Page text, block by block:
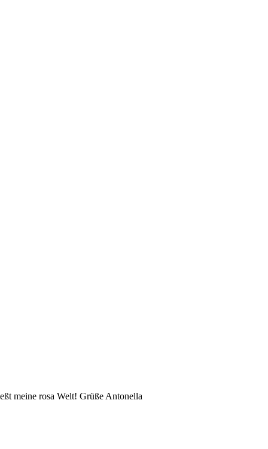
meine rosa Welt! Grüße Antonella